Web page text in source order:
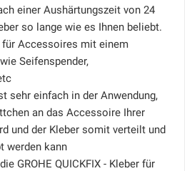
einer Aushärtungszeit von 24
so lange wie es Ihnen beliebt.
Accessoires mit einem
Seifenspender,
sehr einfach in der Anwendung,
an das Accessoire Ihrer
und der Kleber somit verteilt und
werden kann
GROHE QUICKFIX - Kleber für